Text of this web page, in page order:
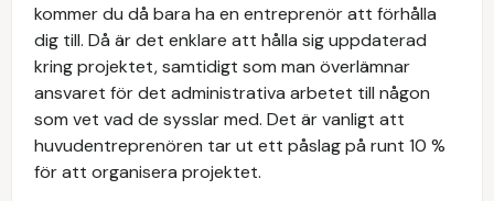
kommer du då bara ha en entreprenör att förhålla
dig till. Då är det enklare att hålla sig uppdaterad
kring projektet, samtidigt som man överlämnar
ansvaret för det administrativa arbetet till någon
som vet vad de sysslar med. Det är vanligt att
huvudentreprenören tar ut ett påslag på runt 10 %
för att organisera projektet.